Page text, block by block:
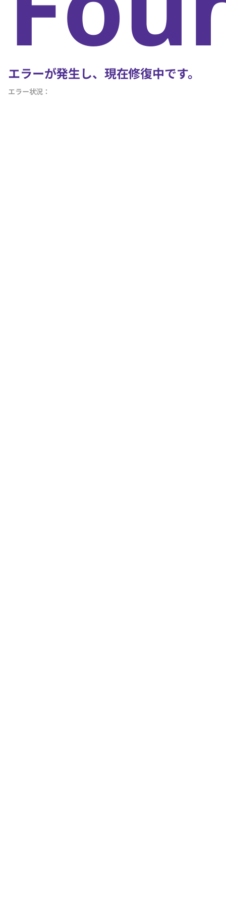
エラーが発生し、現在修復中です。
エラー状況：